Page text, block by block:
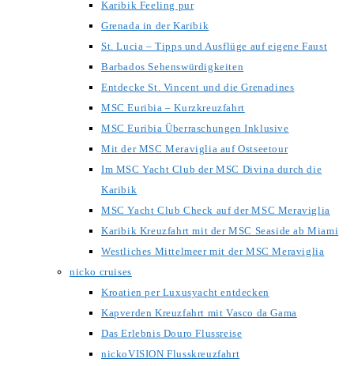
Karibik Feeling pur
Grenada in der Karibik
St. Lucia – Tipps und Ausflüge auf eigene Faust
Barbados Sehenswürdigkeiten
Entdecke St. Vincent und die Grenadines
MSC Euribia – Kurzkreuzfahrt
MSC Euribia Überraschungen Inklusive
Mit der MSC Meraviglia auf Ostseetour
Im MSC Yacht Club der MSC Divina durch die
Karibik
MSC Yacht Club Check auf der MSC Meraviglia
Karibik Kreuzfahrt mit der MSC Seaside ab Miami
Westliches Mittelmeer mit der MSC Meraviglia
nicko cruises
Kroatien per Luxusyacht entdecken
Kapverden Kreuzfahrt mit Vasco da Gama
Das Erlebnis Douro Flussreise
nickoVISION Flusskreuzfahrt